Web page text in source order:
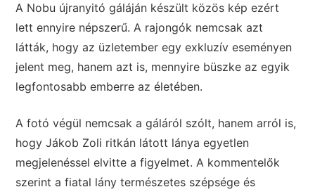
A Nobu újranyitó gáláján készült közös kép ezért
lett ennyire népszerű. A rajongók nemcsak azt
látták, hogy az üzletember egy exkluzív eseményen
jelent meg, hanem azt is, mennyire büszke az egyik
legfontosabb emberre az életében.
A fotó végül nemcsak a gáláról szólt, hanem arról is,
hogy Jákob Zoli ritkán látott lánya egyetlen
megjelenéssel elvitte a figyelmet. A kommentelők
szerint a fiatal lány természetes szépsége és